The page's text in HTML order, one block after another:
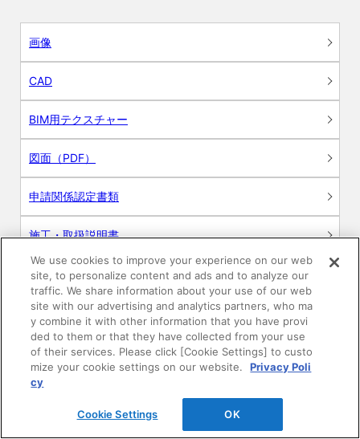
画像
CAD
BIM用テクスチャー
図面（PDF）
申請関係認定書類
施工・取扱説明書
動画
シミュレーションツール
24時間換気システム〈エアスマート〉
簡易設計見積ソフト
R&Dセンター環境測定・分析サービス
We use cookies to improve your experience on our web
site, to personalize content and ads and to analyze our
traffic. We share information about your use of our web
site with our advertising and analytics partners, who ma
y combine it with other information that you have provi
ded to them or that they have collected from your use
of their services. Please click [Cookie Settings] to custo
mize your cookie settings on our website.
Privacy Poli
cy
Cookie Settings OK